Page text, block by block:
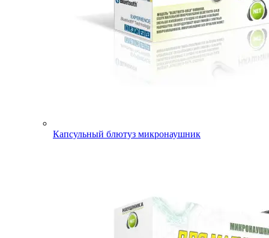
Капсульный блютуз микронаушник